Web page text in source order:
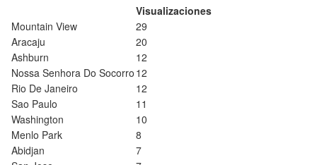
Visualizaciones
Mountain View
29
Aracaju
20
Ashburn
12
Nossa Senhora Do Socorro 12
Rio De Janeiro
12
Sao Paulo
11
Washington
10
Menlo Park
8
Abidjan
7